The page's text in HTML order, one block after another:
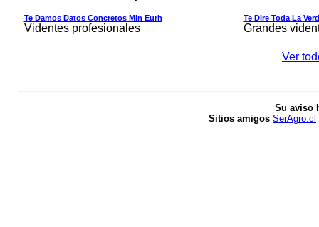
Te Damos Datos Concretos Min Eurh
Videntes profesionales
Te Dire Toda La
Grandes
Ver
Su aviso
Sitios amigos SerAgro.cl